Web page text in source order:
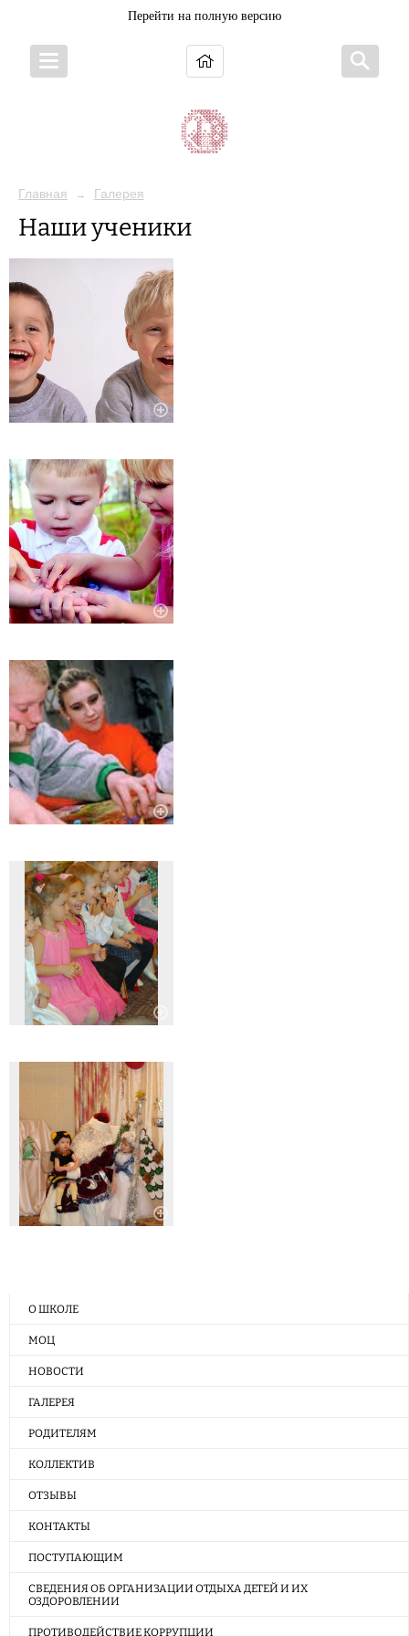
Перейти на полную версию
Главная → Галерея
Наши ученики
О ШКОЛЕ
МОЦ
НОВОСТИ
ГАЛЕРЕЯ
РОДИТЕЛЯМ
КОЛЛЕКТИВ
ОТЗЫВЫ
КОНТАКТЫ
ПОСТУПАЮЩИМ
СВЕДЕНИЯ ОБ ОРГАНИЗАЦИИ ОТДЫХА ДЕТЕЙ И ИХ
ОЗДОРОВЛЕНИИ
ПРОТИВОДЕЙСТВИЕ КОРРУПЦИИ